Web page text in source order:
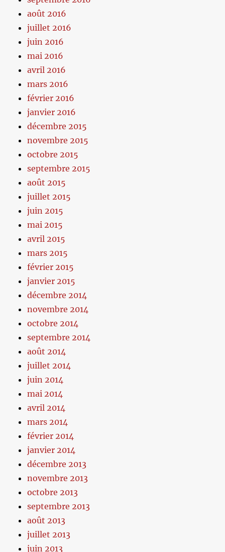
août 2016
juillet 2016
juin 2016
mai 2016
avril 2016
mars 2016
février 2016
janvier 2016
décembre 2015
novembre 2015
octobre 2015
septembre 2015
août 2015
juillet 2015
juin 2015
mai 2015
avril 2015
mars 2015
février 2015
janvier 2015
décembre 2014
novembre 2014
octobre 2014
septembre 2014
août 2014
juillet 2014
juin 2014
mai 2014
avril 2014
mars 2014
février 2014
janvier 2014
décembre 2013
novembre 2013
octobre 2013
septembre 2013
août 2013
juillet 2013
juin 2013